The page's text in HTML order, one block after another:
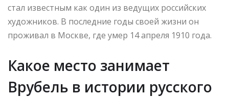
стал известным как один из ведущих российских
художников. В последние годы своей жизни он
проживал в Москве, где умер 14 апреля 1910 года.
Какое место занимает
Врубель в истории русского